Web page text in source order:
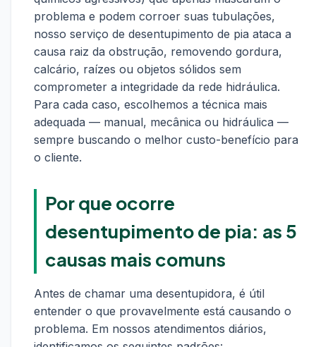
problema e podem corroer suas tubulações,
nosso serviço de desentupimento de pia ataca a
causa raiz da obstrução, removendo gordura,
calcário, raízes ou objetos sólidos sem
comprometer a integridade da rede hidráulica.
Para cada caso, escolhemos a técnica mais
adequada — manual, mecânica ou hidráulica —
sempre buscando o melhor custo-benefício para
o cliente.
Por que ocorre
desentupimento de pia: as 5
causas mais comuns
Antes de chamar uma desentupidora, é útil
entender o que provavelmente está causando o
problema. Em nossos atendimentos diários,